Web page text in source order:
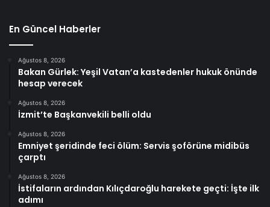
En Güncel Haberler
Ağustos 8, 2026
Bakan Gürlek: Yeşil Vatan’a kastedenler hukuk önünde
hesap verecek
Ağustos 8, 2026
İzmit’te Başkanvekili belli oldu
Ağustos 8, 2026
Emniyet şeridinde feci ölüm: Servis şoförüne midibüs
çarptı
Ağustos 8, 2026
İstifaların ardından Kılıçdaroğlu harekete geçti: İşte ilk
adımı